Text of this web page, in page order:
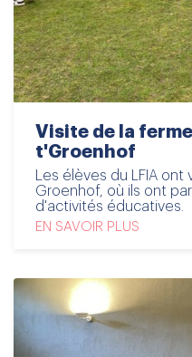
Visite de la
t'Groenhof
Les élèves du LFIA
Groenhof, où ils ont
d'activités éducatives.
EN SAVOIR PLUS